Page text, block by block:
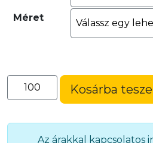
Méret
Cipőcsat
(50098)
Kosárba
Az árakkal kapcsolatos